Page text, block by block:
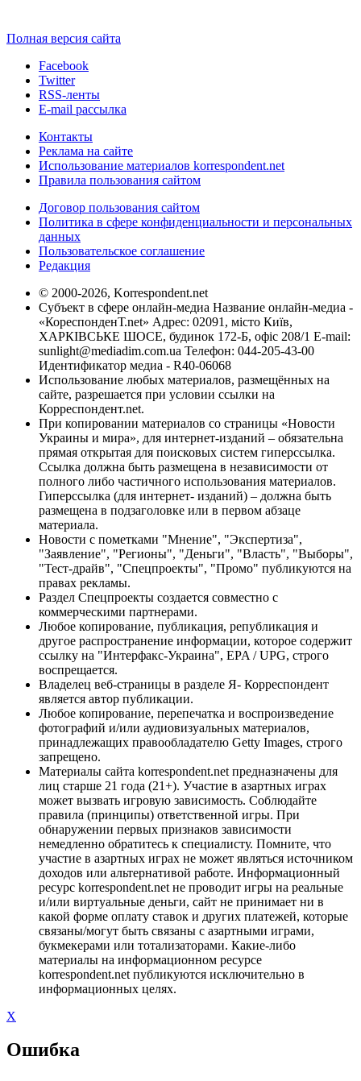
Полная версия сайта
Facebook
Twitter
RSS-ленты
E-mail рассылка
Контакты
Реклама на сайте
Использование материалов korrespondent.net
Правила пользования сайтом
Договор пользования сайтом
Политика в сфере конфиденциальности и персональных
данных
Пользовательское соглашение
Редакция
© 2000-2026, Korrespondent.net
Субъект в сфере онлайн-медиа Название онлайн-медиа -
«КореспонденТ.net» Адрес: 02091, місто Київ,
ХАРКІВСЬКЕ ШОСЕ, будинок 172-Б, офіс 208/1 E-mail:
sunlight@mediadim.com.ua Телефон: 044-205-43-00
Идентификатор медиа - R40-06068
Использование любых материалов, размещённых на
сайте, разрешается при условии ссылки на
Корреспондент.net.
При копировании материалов со страницы «Новости
Украины и мира», для интернет-изданий – обязательна
прямая открытая для поисковых систем гиперссылка.
Ссылка должна быть размещена в независимости от
полного либо частичного использования материалов.
Гиперссылка (для интернет- изданий) – должна быть
размещена в подзаголовке или в первом абзаце
материала.
Новости с пометками "Мнение", "Экспертиза",
"Заявление", "Регионы", "Деньги", "Власть", "Выборы",
"Тест-драйв", "Спецпроекты", "Промо" публикуются на
правах рекламы.
Раздел Спецпроекты создается совместно с
коммерческими партнерами.
Любое копирование, публикация, републикация и
другое распространение информации, которое содержит
ссылку на "Интерфакс-Украина", EPA / UPG, строго
воспрещается.
Владелец веб-страницы в разделе Я- Корреспондент
является автор публикации.
Любое копирование, перепечатка и воспроизведение
фотографий и/или аудиовизуальных материалов,
принадлежащих правообладателю Getty Images, строго
запрещено.
Материалы сайта korrespondent.net предназначены для
лиц старше 21 года (21+). Участие в азартных играх
может вызвать игровую зависимость. Соблюдайте
правила (принципы) ответственной игры. При
обнаружении первых признаков зависимости
немедленно обратитесь к специалисту. Помните, что
участие в азартных играх не может являться источником
доходов или альтернативой работе. Информационный
ресурс korrespondent.net не проводит игры на реальные
и/или виртуальные деньги, сайт не принимает ни в
какой форме оплату ставок и других платежей, которые
связаны/могут быть связаны с азартными играми,
букмекерами или тотализаторами. Какие-либо
материалы на информационном ресурсе
korrespondent.net публикуются исключительно в
информационных целях.
X
Ошибка